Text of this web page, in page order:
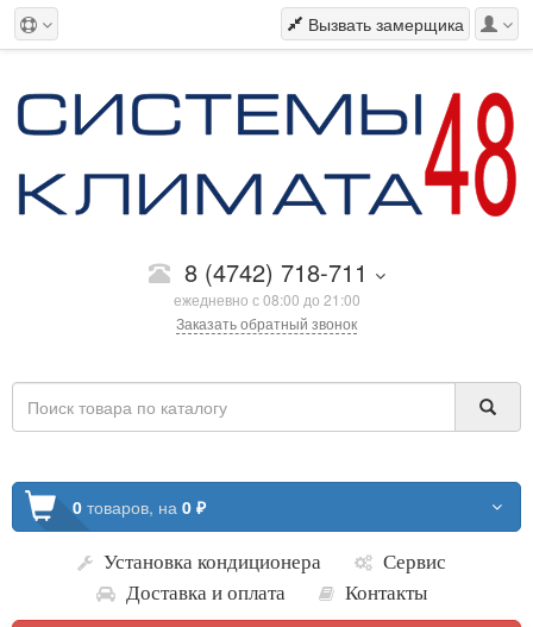
Вызвать замерщика
8 (4742) 718-711
ежедневно с 08:00 до 21:00
Заказать обратный звонок
0 товаров, на 0 ₽
Установка кондиционера
Сервис
Доставка и оплата
Контакты